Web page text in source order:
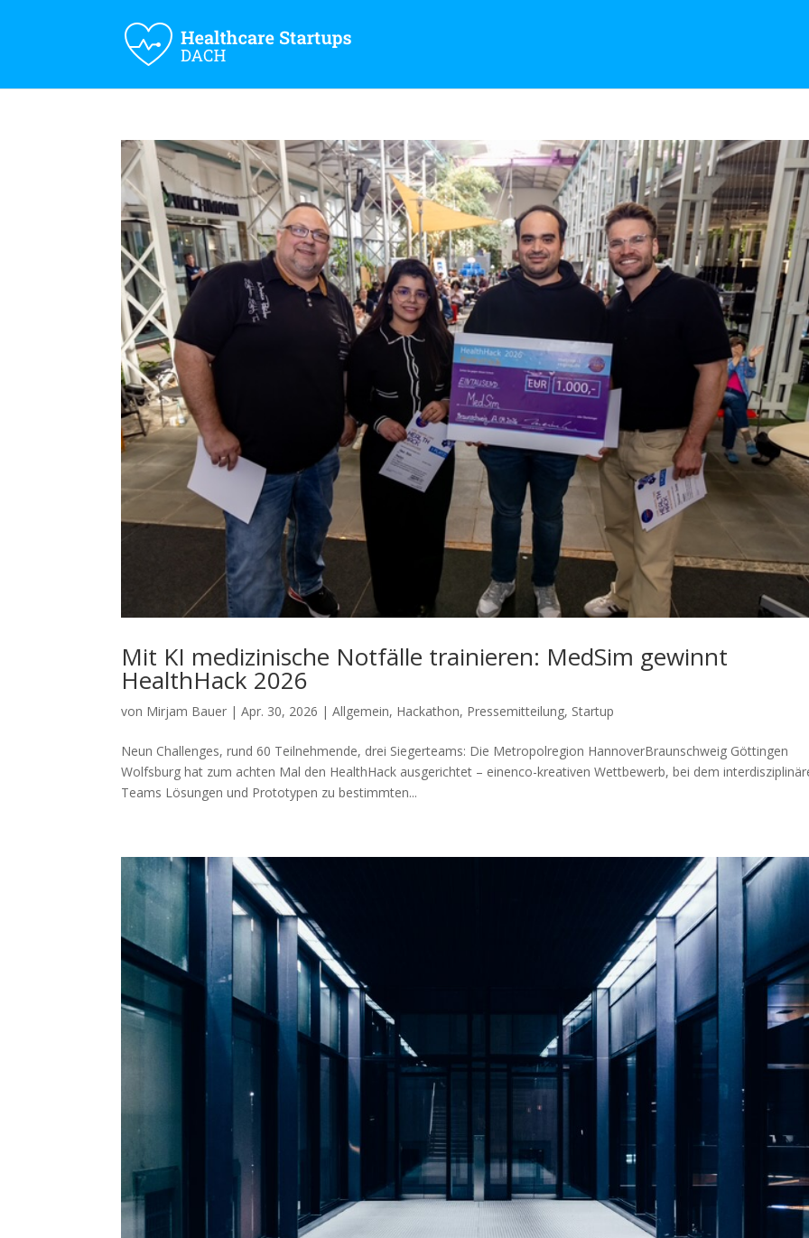
Mit KI medizinische Notfälle trainieren: MedSim gewinnt
HealthHack 2026
von Mirjam Bauer |Apr. 30, 2026 |Allgemein, Hackathon, Pressemitteilung, Startup
Neun Challenges, rund 60 Teilnehmende, drei Siegerteams: Die Metropolregion HannoverBraunschweig Göttingen
Wolfsburg hat zum achten Mal den HealthHack ausgerichtet – einenco-kreativen Wettbewerb, bei dem
Teams Lösungen und Prototypen zu bestimmten...